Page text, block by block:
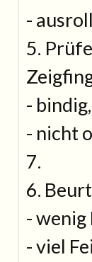
-
5.
-
- nicht
7.
6.
- wenig
- viel